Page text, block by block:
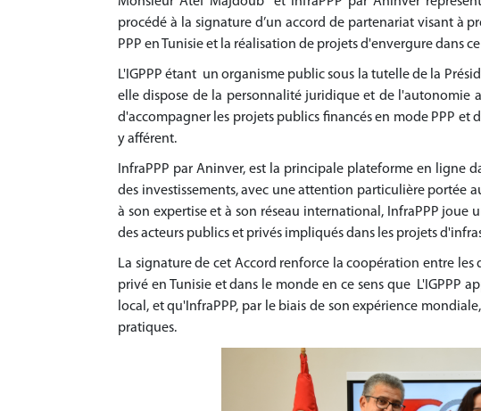
procédé à la signature d’un accord de partenariat visant à
PPP en Tunisie et la réalisation de projets d'envergure dans
L'IGPPP étant un organisme public sous la tutelle de la
elle dispose de la personnalité juridique et de l'autonomie
d'accompagner les projets publics financés en mode PPP
y afférent.
InfraPPP par Aninver, est la principale plateforme en ligne
des investissements, avec une attention particulière portée
à son expertise et à son réseau international, InfraPPP
des acteurs publics et privés impliqués dans les projets
La signature de cet Accord renforce la coopération entre
privé en Tunisie et dans le monde en ce sens que L'IGPPP
local, et qu'InfraPPP, par le biais de son expérience
pratiques.